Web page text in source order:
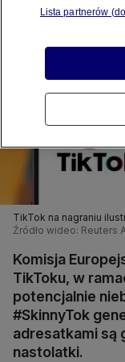
TikTok na nagraniu
Źródło wideo: Reuters
Komisja
TikToku, w
potencjalnie
#SkinnyTok
adresatkami są
nastolatki.
Lista partnerów